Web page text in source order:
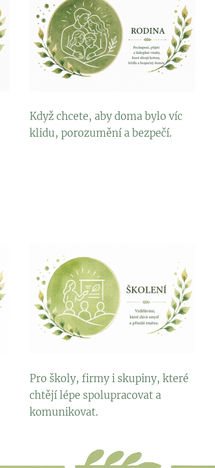
Když chcete, aby doma bylo víc
klidu, porozumění a bezpečí.
Pro školy, firmy i skupiny, které
chtějí lépe spolupracovat a
komunikovat.